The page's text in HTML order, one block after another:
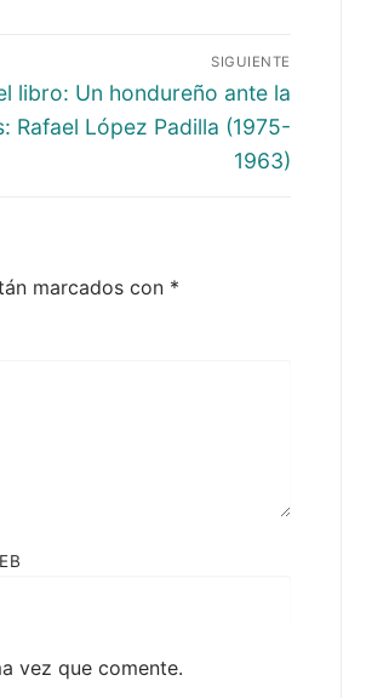
SIGUIENTE
libro: Un hondureño ante la
Rafael López Padilla (1975-
1963)
marcados con *
vez que comente.